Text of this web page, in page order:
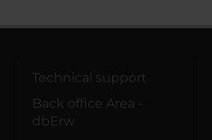
Technical support
Back office Area -
dbErw